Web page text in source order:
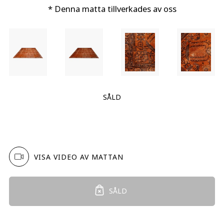
* Denna matta tillverkades av oss
SÅLD
VISA VIDEO AV MATTAN
SÅLD